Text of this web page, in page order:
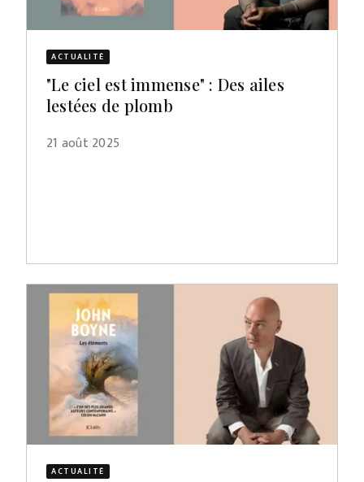
ACTUALITÉ
"Le ciel est immense" : Des ailes
lestées de plomb
21 août 2025
ACTUALITÉ